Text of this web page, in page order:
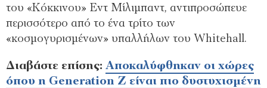
του «Κόκκινου» Εντ Μίλιμπαντ, αντιπροσώπευε
περισσότερο από το ένα τρίτο των
«κοσμογυρισμένων» υπαλλήλων του Whitehall.
Διαβάστε επίσης: Αποκαλύφθηκαν οι χώρες
όπου η Generation Z είναι πιο δυστυχισμένη